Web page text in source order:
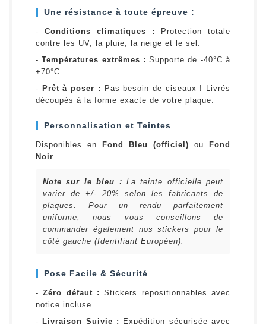
Une résistance à toute épreuve :
- Conditions climatiques :
Protection totale
contre les UV, la pluie, la neige et le sel.
-Températures extrêmes : Supporte de -40°C à
+70°C.
- Prêt à poser :
Pas besoin de ciseaux ! Livrés
découpés à la forme exacte de votre plaque.
Personnalisation et Teintes
Disponibles en Fond Bleu (officiel) ou
Fond
Noir.
Note sur le bleu : La teinte officielle peut
varier de +/- 20% selon les fabricants de
plaques. Pour un rendu parfaitement
uniforme, nous vous conseillons de
commander également nos stickers pour le
côté gauche (Identifiant Européen).
Pose Facile & Sécurité
-Zéro défaut : Stickers repositionnables avec
notice incluse.
- Livraison Suivie :
Expédition sécurisée avec